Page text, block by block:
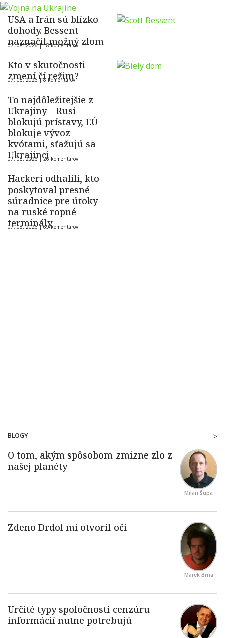
USA a Irán sú blízko
dohody. Bessent
naznačil možný zlom
07. 08. 2026 |18 komentárov
Kto v skutočnosti
zmení čí režim?
07. 08. 2026 |8 komentárov
To najdôležitejšie z
Ukrajiny – Rusi
blokujú prístavy, EÚ
blokuje vývoz
kvótami, sťažujú sa
Ukrajinci
07. 08. 2026 |26 komentárov
Hackeri odhalili, kto
poskytoval presné
súradnice pre útoky
na ruské ropné
terminály
07. 08. 2026 |69 komentárov
BLOGY
Milan Šupa
Marek Brna